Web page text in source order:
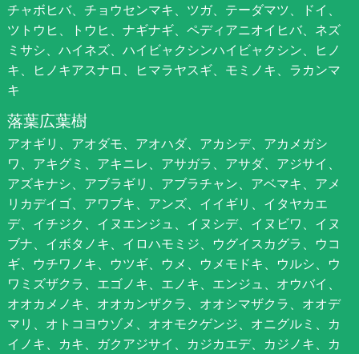
チャボヒバ、チョウセンマキ、ツガ、テーダマツ、ドイ、
ツトウヒ、トウヒ、ナギナギ、ペディアニオイヒバ、ネズ
ミサシ、ハイネズ、ハイビャクシンハイビャクシン、ヒノ
キ、ヒノキアスナロ、ヒマラヤスギ、モミノキ、ラカンマ
キ
落葉広葉樹
アオギリ、アオダモ、アオハダ、アカシデ、アカメガシ
ワ、アキグミ、アキニレ、アサガラ、アサダ、アジサイ、
アズキナシ、アブラギリ、アブラチャン、アベマキ、アメ
リカデイゴ、アワブキ、アンズ、イイギリ、イタヤカエ
デ、イチジク、イヌエンジュ、イヌシデ、イヌビワ、イヌ
ブナ、イボタノキ、イロハモミジ、ウグイスカグラ、ウコ
ギ、ウチワノキ、ウツギ、ウメ、ウメモドキ、ウルシ、ウ
ワミズザクラ、エゴノキ、エノキ、エンジュ、オウバイ、
オオカメノキ、オオカンザクラ、オオシマザクラ、オオデ
マリ、オトコヨウゾメ、オオモクゲンジ、オニグルミ、カ
イノキ、カキ、ガクアジサイ、カジカエデ、カジノキ、カ